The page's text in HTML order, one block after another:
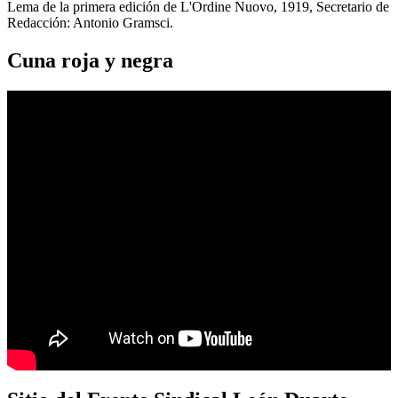
Lema de la primera edición de L'Ordine Nuovo, 1919, Secretario de
Redacción: Antonio Gramsci.
Cuna roja y negra